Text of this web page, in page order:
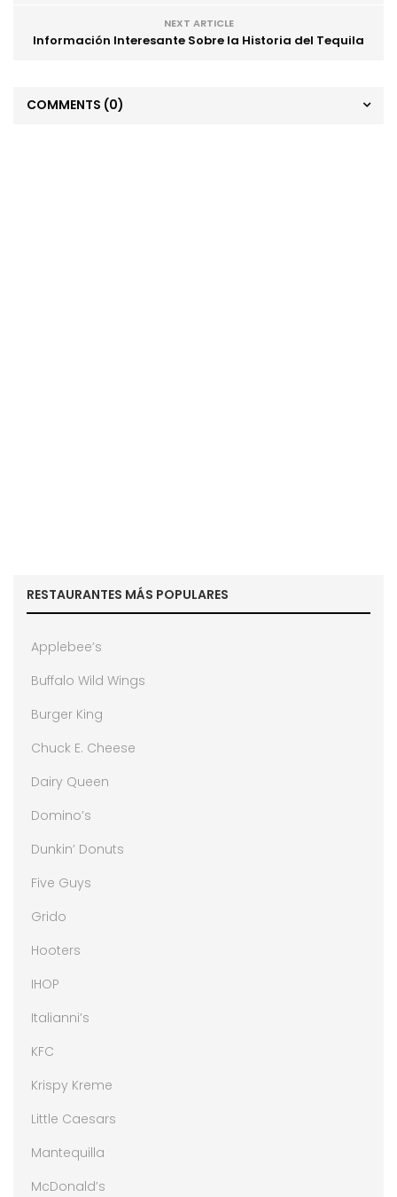
NEXT ARTICLE
Información Interesante Sobre la Historia del Tequila
COMMENTS (0)
RESTAURANTES MÁS POPULARES
Applebee’s
Buffalo Wild Wings
Burger King
Chuck E. Cheese
Dairy Queen
Domino’s
Dunkin’ Donuts
Five Guys
Grido
Hooters
IHOP
Italianni’s
KFC
Krispy Kreme
Little Caesars
Mantequilla
McDonald’s